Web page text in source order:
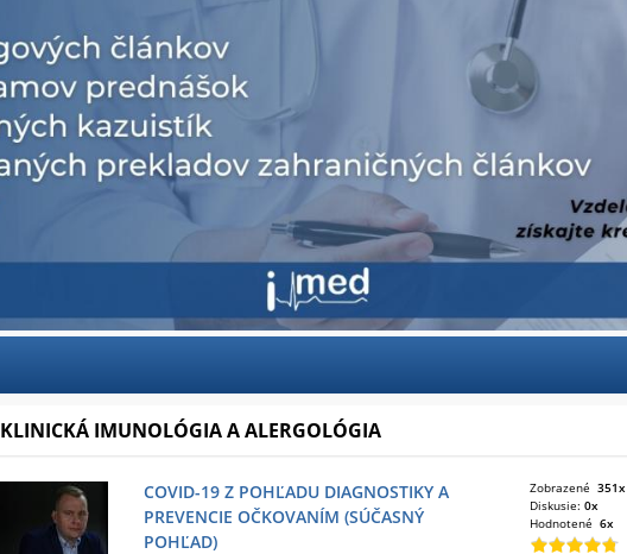
KLINICKÁ IMUNOLÓGIA A ALERGOLÓGIA
COVID-19 Z POHĽADU DIAGNOSTIKY A
PREVENCIE OČKOVANÍM (SÚČASNÝ
POHĽAD)
Zobrazené 351x
Diskusie: 0x
Hodnotené 6x